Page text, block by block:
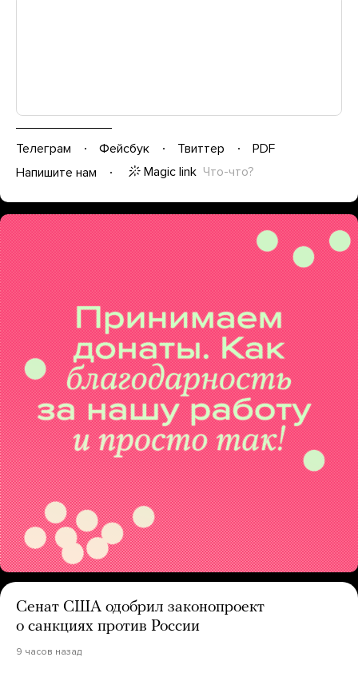
Телеграм Фейсбук Твиттер
PDF
Напишите нам
Magic link Что-что?
Сенат США одобрил законопроект
о санкциях против России
9 часов назад